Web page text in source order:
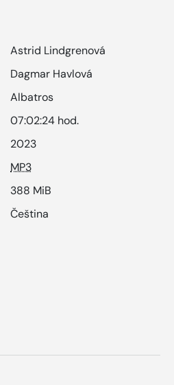
Astrid Lindgrenová
Dagmar Havlová
Albatros
07:02:24 hod.
2023
MP3
388 MiB
Čeština